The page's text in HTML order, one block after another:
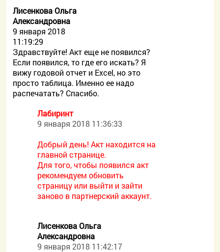
Лисенкова Ольга
Александровна
9 января 2018
11:19:29
Здравствуйте! Акт еще не появился?
Если появился, то где его искать? Я
вижу годовой отчет и Excel, но это
просто таблица. Именно ее надо
распечатать? Спасибо.
Лабиринт
9 января 2018 11:36:33
Добрый день! Акт находится на
главной странице.
Для того, чтобы появился акт
рекомендуем обновить
страницу или выйти и зайти
заново в партнерский аккаунт.
Лисенкова Ольга
Александровна
9 января 2018 11:42:17